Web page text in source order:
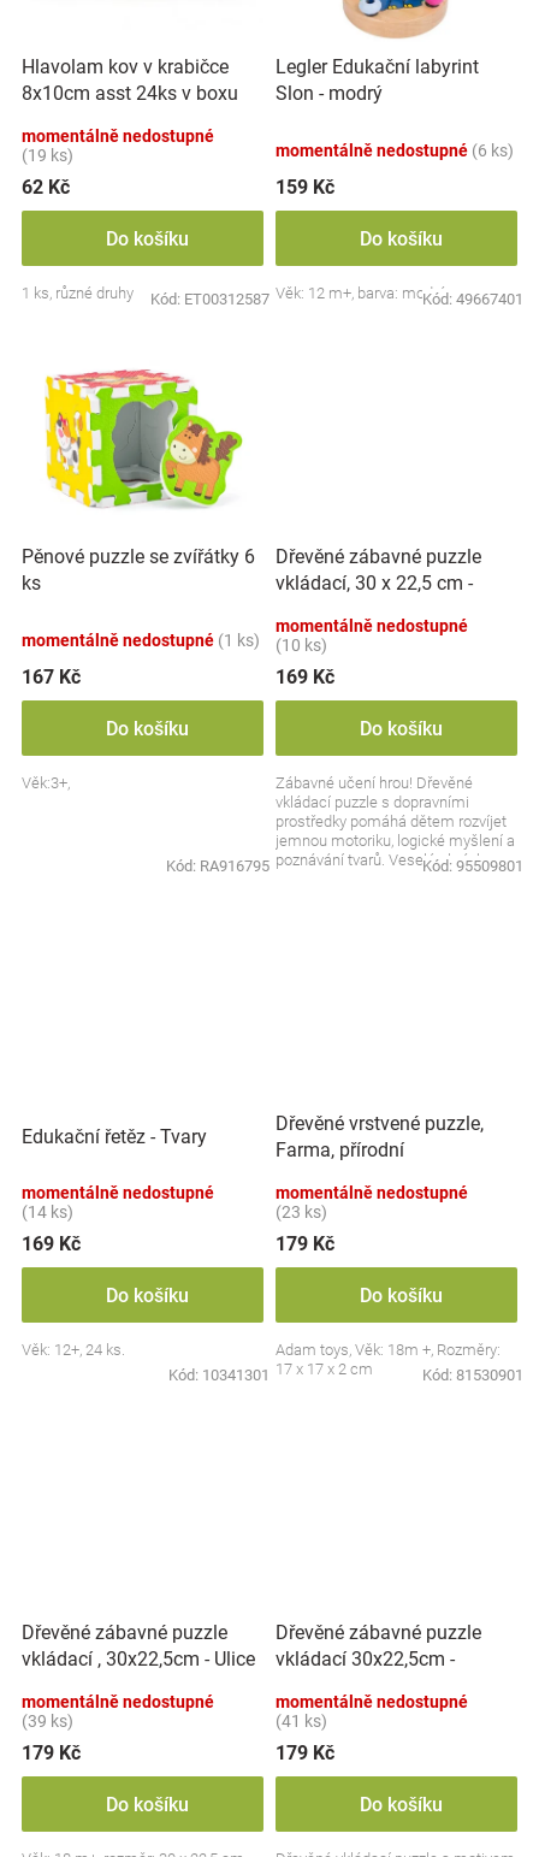
Blog
Hračkářství
Přihlášení
ůo
d
u
k
ů
Hlavolam kov v krabičce
8x10cm asst 24ks v boxu
momentálně nedostupné
(19 ks)
62 Kč
Do košíku
1 ks, různé druhy Kód: ET00312587
Legler Edukační labyrint
Slon - modrý
momentálně nedostupné (6 ks)
159 Kč
Do košíku
Věk: 12 m+, barva: modrá
Kód: 49667401
Pěnové puzzle se zvířátky 6
ks
momentálně nedostupné (1 ks)
167 Kč
Do košíku
Věk:3+,
Kód: RA916795
Dřevěné zábavné puzzle
vkládací, 30 x 22,5 cm -
momentálně nedostupné
(10 ks)
169 Kč
Do košíku
Zábavné učení hrou! Dřevěné
vkládací puzzle s dopravními
prostředky pomáhá dětem rozvíjet
jemnou motoriku, logické myšlení a
poznávání tvarů. Veselé obrázky
Kód: 95509801
Edukační řetěz - Tvary
momentálně nedostupné
(14 ks)
169 Kč
Do košíku
Věk: 12+, 24 ks.
Kód: 10341301
Dřevěné vrstvené puzzle,
Farma, přírodní
momentálně nedostupné
(23 ks)
179 Kč
Do košíku
Adam toys, Věk: 18m +, Rozměry:
17 x 17 x 2 cm
Kód: 81530901
Dřevěné zábavné puzzle
vkládací , 30x22,5cm - Ulice
momentálně nedostupné
(39 ks)
179 Kč
Do košíku
Dřevěné zábavné puzzle
vkládací 30x22,5cm -
momentálně nedostupné
(41 ks)
179 Kč
Do košíku